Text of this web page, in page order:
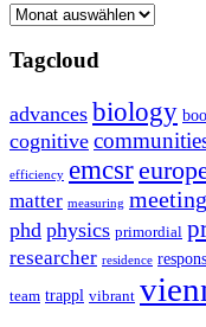
Archive
Tagcloud
advances biology
cognitive
efficiency emcsr
matter measuring
phd physics primordial
researcher residence
team trappl vibrant